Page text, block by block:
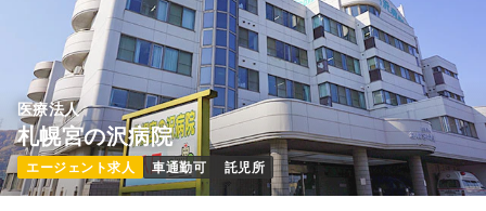
ブランク可
第二新卒可 時給1,300円以上可
気になる 詳細を見る
内視鏡正・准看護師 一般＋療養
日勤のみ（常勤） 一時募集休止
気になる 詳細を見る
オペ室(手術室)正・准看護師 クリニック
日勤のみ（常勤）
給与 23.2万円/月 賞与4ヶ月
医療法人
札幌宮の沢病院
エージェント求人 車通勤可 託児所